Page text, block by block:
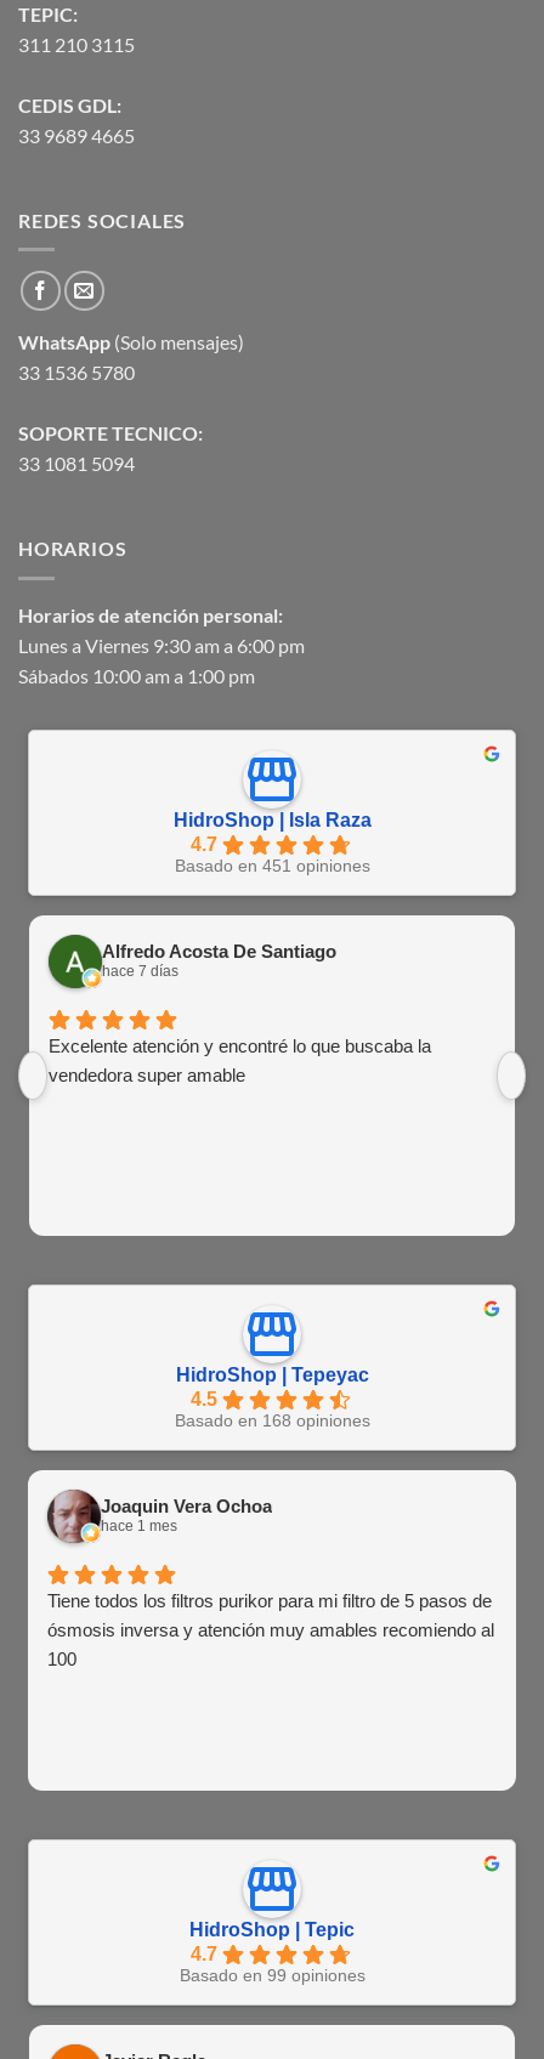
TEPIC:
311 210 3115
CEDIS GDL:
33 9689 4665
REDES SOCIALES
WhatsApp (Solo mensajes)
33 1536 5780
SOPORTE TECNICO:
33 1081 5094
HORARIOS
Horarios de atención personal:
Lunes a Viernes 9:30 am a 6:00 pm
Sábados 10:00 am a 1:00 pm
HidroShop | Isla Raza
4.7
Basado en 451 opiniones
Alfredo Acosta De Santiago
hace 7 días
Excelente atención y encontré lo que buscaba la
vendedora super amable
HidroShop | Tepeyac
4.5
Basado en 168 opiniones
Joaquin Vera Ochoa
hace 1 mes
Tiene todos los filtros purikor para mi filtro de 5 pasos de
ósmosis inversa y atención muy amables recomiendo al
100
HidroShop | Tepic
4.7
Basado en 99 opiniones